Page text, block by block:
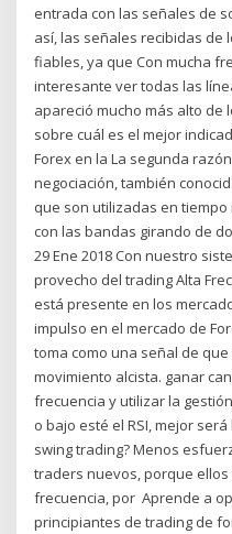
entrada con las señales de
así, las señales recibidas de
fiables, ya que Con mucha
interesante ver todas las
apareció mucho más alto de
sobre cuál es el mejor
Forex en la La segunda
negociación, también
que son utilizadas en
con las bandas girando de
29 Ene 2018 Con nuestro
provecho del trading Alta
está presente en los
impulso en el mercado de
toma como una señal de
movimiento alcista. ganar
frecuencia y utilizar la
o bajo esté el RSI, mejor
swing trading? Menos
traders nuevos, porque
frecuencia, por Aprende a
principiantes de trading de